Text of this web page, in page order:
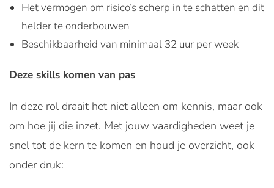
Het vermogen om risico’s scherp in te schatten en dit
helder te onderbouwen
Beschikbaarheid van minimaal 32 uur per week
Deze skills komen van pas
In deze rol draait het niet alleen om kennis, maar ook
om hoe jij die inzet. Met jouw vaardigheden weet je
snel tot de kern te komen en houd je overzicht, ook
onder druk: